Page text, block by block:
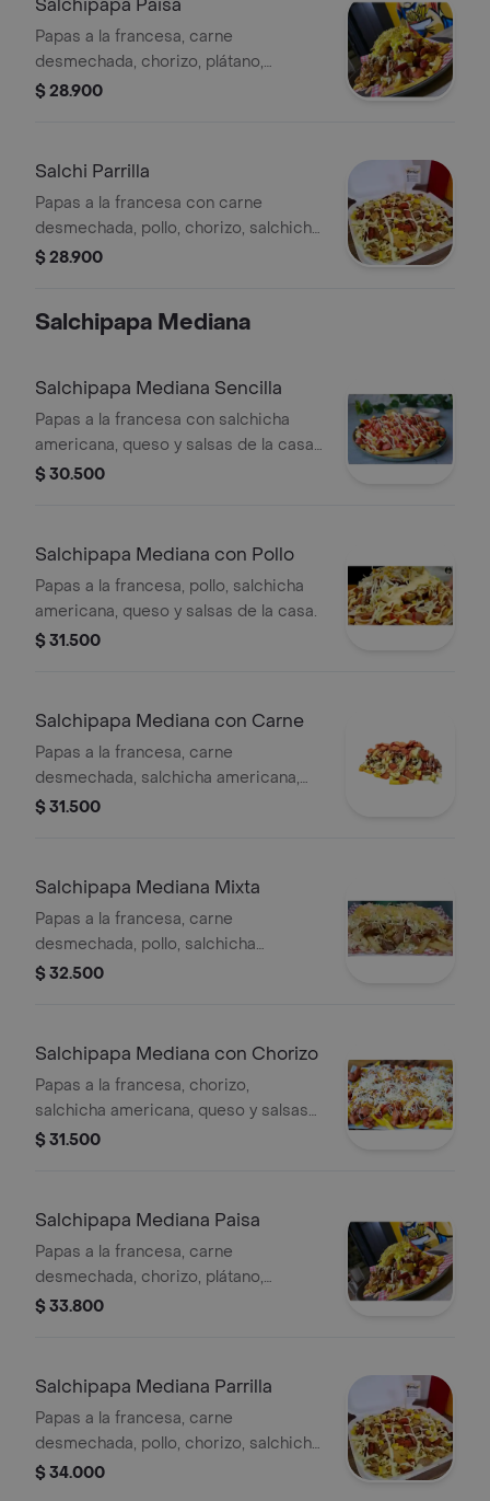
Salchipapa Paisa
Papas a la francesa, carne
desmechada, chorizo, plátano,
salchicha americana, queso y salsas
$ 28.900
Salchi Parrilla
Papas a la francesa con carne
desmechada, pollo, chorizo, salchicha
americana, queso, maíz y salsas de la
$ 28.900
Salchipapa Mediana
Salchipapa Mediana Sencilla
Papas a la francesa con salchicha
americana, queso y salsas de la casa.
Tamaño mediano.
$ 30.500
Salchipapa Mediana con Pollo
Papas a la francesa, pollo, salchicha
americana, queso y salsas de la casa.
$ 31.500
Salchipapa Mediana con Carne
Papas a la francesa, carne
desmechada, salchicha americana,
queso y salsas de la casa.
$ 31.500
Salchipapa Mediana Mixta
Papas a la francesa, carne
desmechada, pollo, salchicha
americana, queso y salsas de la casa.
$ 32.500
Salchipapa Mediana con Chorizo
Papas a la francesa, chorizo,
salchicha americana, queso y salsas
de la casa.
$ 31.500
Salchipapa Mediana Paisa
Papas a la francesa, carne
desmechada, chorizo, plátano,
salchicha americana, queso y salsas
$ 33.800
Salchipapa Mediana Parrilla
Papas a la francesa, carne
desmechada, pollo, chorizo, salchicha
americana, queso y salsas de la casa.
$ 34.000